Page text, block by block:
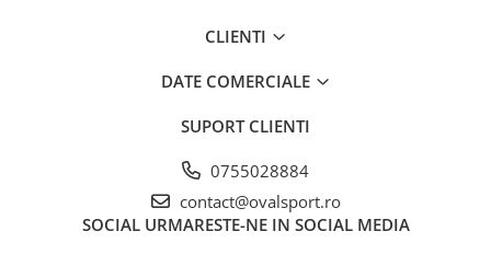
CLIENTI
DATE COMERCIALE
SUPORT CLIENTI
0755028884
contact@ovalsport.ro
SOCIAL URMARESTE-NE IN SOCIAL MEDIA